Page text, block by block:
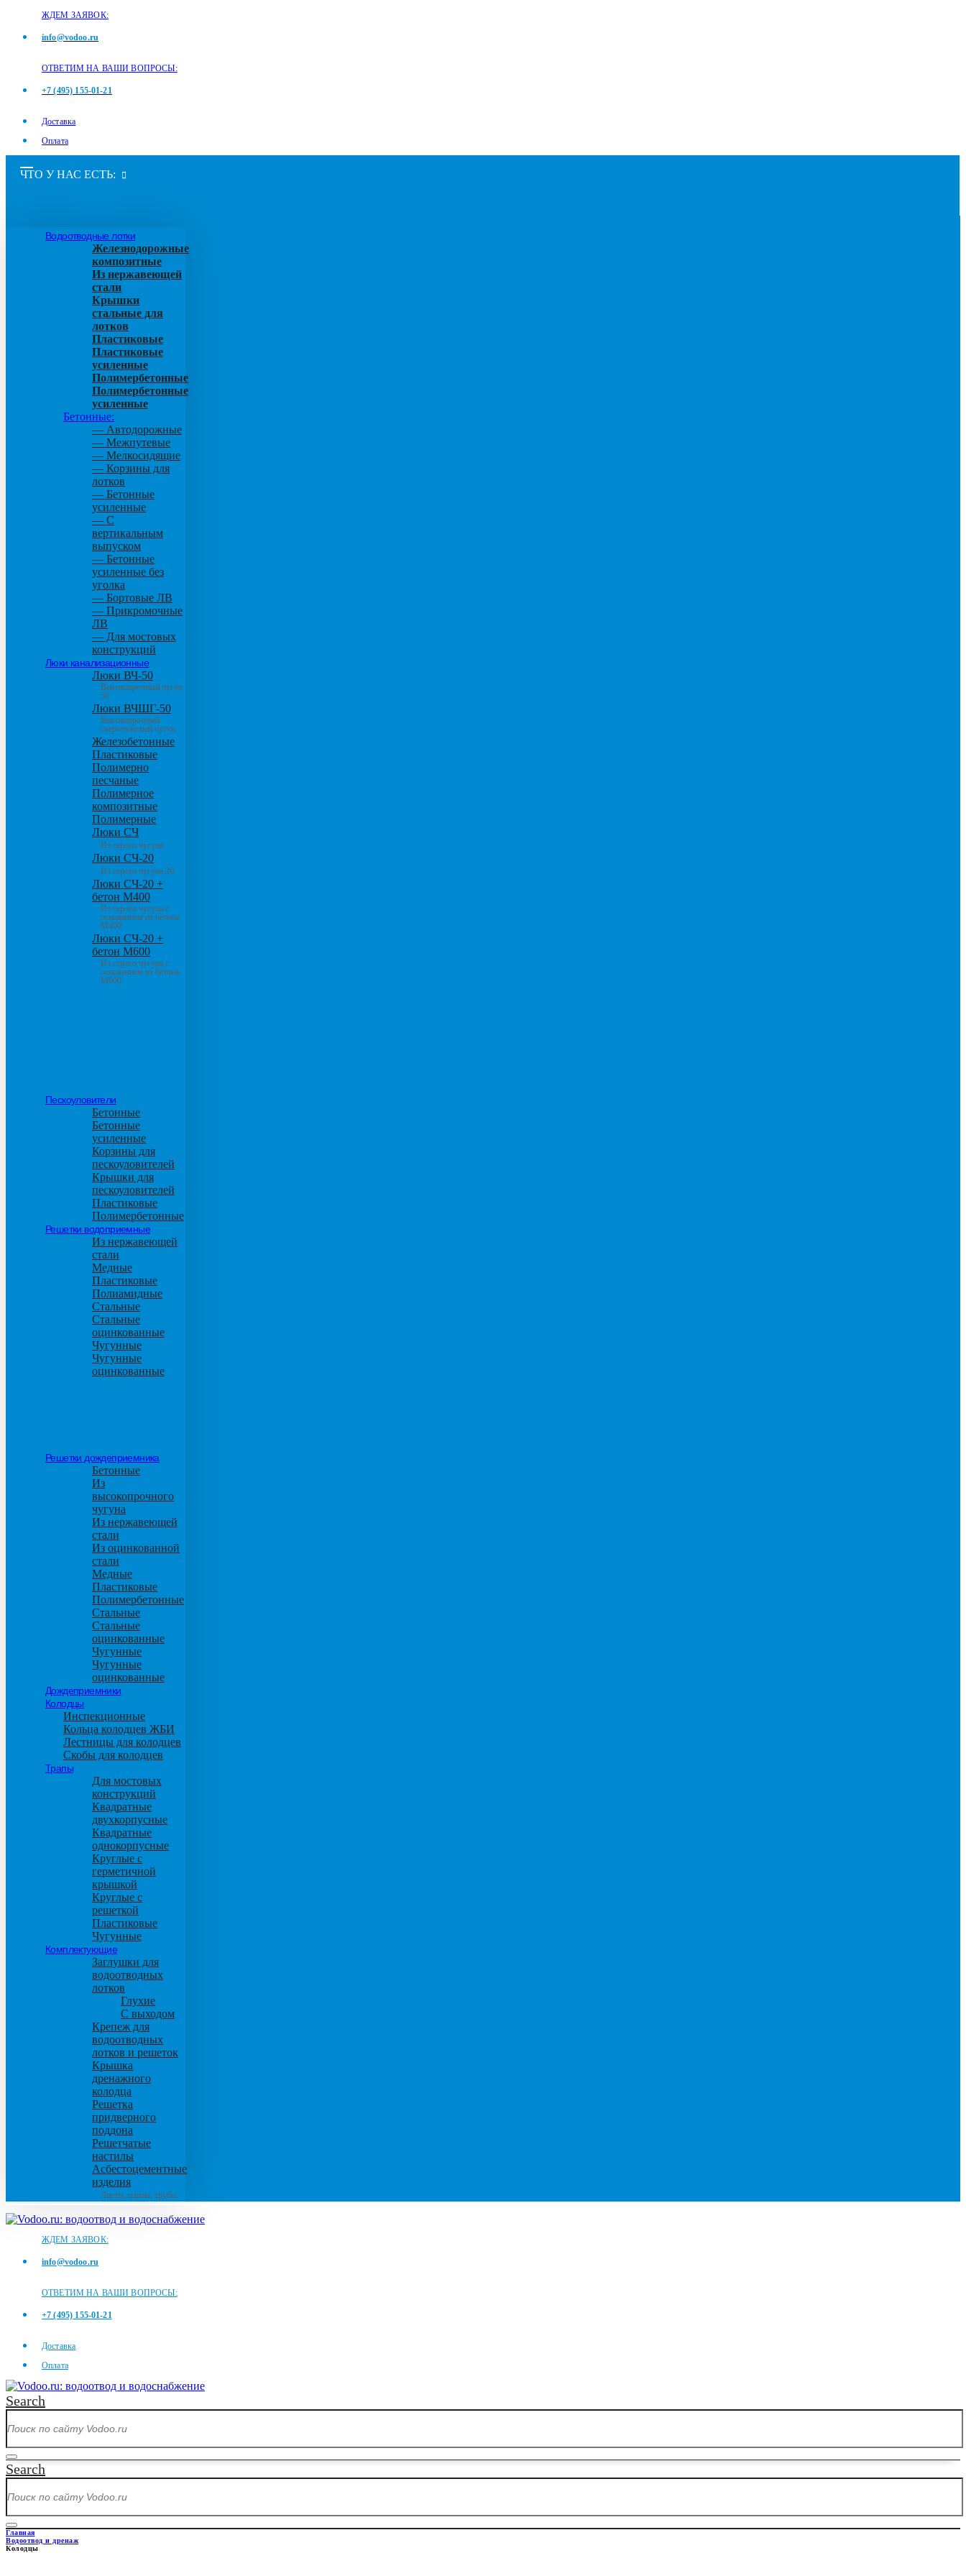
ЖДЕМ ЗАЯВОК:
info@vodoo.ru
ОТВЕТИМ НА ВАШИ ВОПРОСЫ:
+7 (495) 155-01-21
Доставка
Оплата
ЧТО У НАС ЕСТЬ:
Водоотводные лотки
Железнодорожные
композитные
Из нержавеющей
стали
Крышки
стальные для
лотков
Пластиковые
Пластиковые
усиленные
Полимербетонные
Полимербетонные
усиленные
Бетонные:
— Автодорожные
— Межпутевые
— Мелкосидящие
— Корзины для
лотков
— Бетонные
усиленные
— С
вертикальным
выпуском
— Бетонные
усиленные без
уголка
— Бортовые ЛВ
— Прикромочные
ЛВ
— Для мостовых
конструкций
Люки канализационные
Люки ВЧ-50
Высокопрочный чугун
50
Люки ВЧШГ-50
Высокопрочный
сверхтяжелый чугун
Железобетонные
Пластиковые
Полимерно
песчаные
Полимерное
композитные
Полимерные
Люки СЧ
Из серого чугуна
Люки СЧ-20
Из серого чугуна 20
Люки СЧ-20 +
бетон М400
Из серого чугуна с
основанием из бетона
М400
Люки СЧ-20 +
бетон М600
Из серого чугуна с
основанием из бетона
М600
Пескоуловители
Бетонные
Бетонные
усиленные
Корзины для
пескоуловителей
Крышки для
пескоуловителей
Пластиковые
Полимербетонные
Решетки водоприемные
Из нержавеющей
стали
Медные
Пластиковые
Полиамидные
Стальные
Стальные
оцинкованные
Чугунные
Чугунные
оцинкованные
Решетки дождеприемника
Бетонные
Из
высокопрочного
чугуна
Из нержавеющей
стали
Из оцинкованной
стали
Медные
Пластиковые
Полимербетонные
Стальные
Стальные
оцинкованные
Чугунные
Чугунные
оцинкованные
Дождеприемники
Колодцы
Инспекционные
Кольца колодцев ЖБИ
Лестницы для колодцев
Скобы для колодцев
Трапы
Для мостовых
конструкций
Квадратные
двухкорпусные
Квадратные
однокорпусные
Круглые с
герметичной
крышкой
Круглые с
решеткой
Пластиковые
Чугунные
Комплектующие
Заглушки для
водоотводных
лотков
Глухие
С выходом
Крепеж для
водоотводных
лотков и решеток
Крышка
дренажного
колодца
Решетка
придверного
поддона
Решетчатые
настилы
Асбестоцементные
изделия
Листы, плиты, трубы
ЖДЕМ ЗАЯВОК:
info@vodoo.ru
ОТВЕТИМ НА ВАШИ ВОПРОСЫ:
+7 (495) 155-01-21
Доставка
Оплата
Search
Search
Главная
Водоотвод и дренаж
Колодцы